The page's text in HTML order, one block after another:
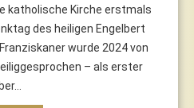
katholische Kirche erstmals
des heiligen Engelbert
wurde 2024 von
– als erster